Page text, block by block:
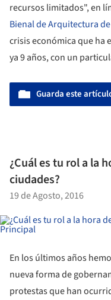
recursos limitados", en
Bienal de Arquitectura
crisis económica que ha
ya 9 años, con un
Guarda este
¿Cuál es tu rol a la
ciudades?
19 de Agosto, 2016
En los últimos años
nueva forma de
protestas que han